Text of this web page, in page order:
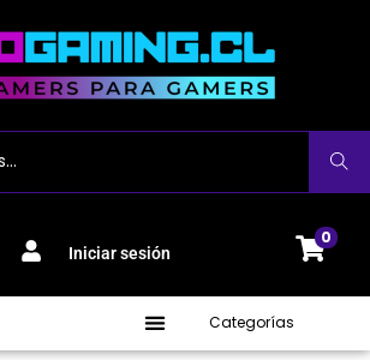
Buscar
Iniciar sesión
0
Categorías